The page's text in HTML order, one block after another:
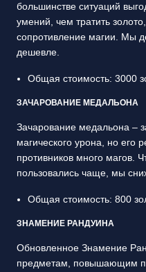
большинстве ситуаций
умений, чем тратить
сопротивление магии. Мы
дешевле.
Общая стоимость: 3000
ЗАЧАРОВАНИЕ МЕДАЛЬОНА
Зачарование медальона –
магического урона, но его
противников много магов.
пользовались чаще, мы
Общая стоимость: 800
ЗНАМЕНИЕ РАНДУИНА
Обновленное Знамение
предметам, повышающим